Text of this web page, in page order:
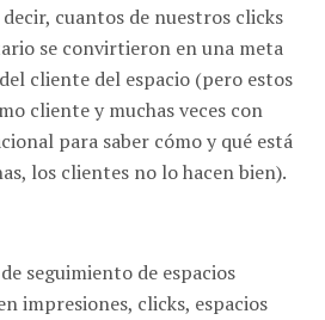
decir, cuantos de nuestros clicks
se convirtieron en una meta
cliente del espacio (pero estos
cliente y muchas veces con
para saber cómo y qué está
los clientes no lo hacen bien).
seguimiento de espacios
impresiones, clicks, espacios